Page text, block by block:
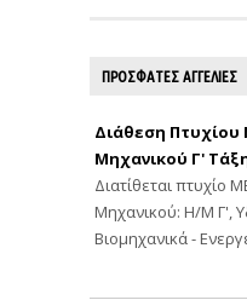
ΠΡΟΣΦΑΤΕΣ ΑΓΓΕΛΙΕΣ
Διάθεση
Μηχανικού Γ'
Διατίθεται πτυχίο
Μηχανικού: Η/Μ Γ',
Βιομηχανικά -